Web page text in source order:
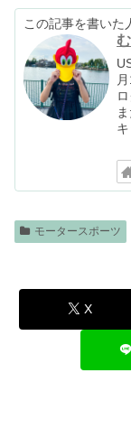
この記事を書いた
モータースポーツ
X